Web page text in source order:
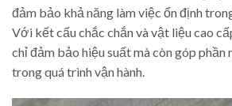
đảm bảo khả năng làm việc ổn định
Với kết cấu chắc chắn và vật liệu cao
chỉ đảm bảo hiệu suất mà còn góp phần
trong quá trình vận hành.